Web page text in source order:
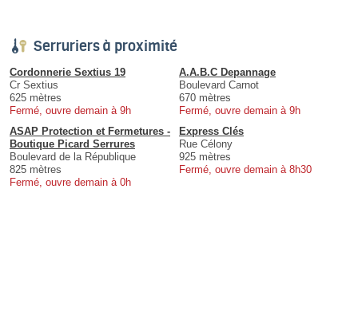
Serruriers à proximité
Cordonnerie Sextius 19
Cr Sextius
625 mètres
Fermé, ouvre demain à 9h
A.A.B.C Depannage
Boulevard Carnot
670 mètres
Fermé, ouvre demain à 9h
ASAP Protection et Fermetures -
Boutique Picard Serrures
Boulevard de la République
825 mètres
Fermé, ouvre demain à 0h
Express Clés
Rue Célony
925 mètres
Fermé, ouvre demain à 8h30